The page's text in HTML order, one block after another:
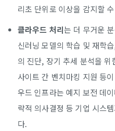
리초 단위로 이상을 감지할
클라우드 처리는 더 무거운
신러닝 모델의 학습 및 재학
의 진단, 장기 추세 분석을
사이트 간 벤치마킹 지원 등
우드 인프라는 예지 보전 데
략적 의사결정 등 기업 시스
다.